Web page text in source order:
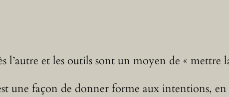
l’autre et les outils sont un moyen de « mettre
une façon de donner forme aux intentions, en